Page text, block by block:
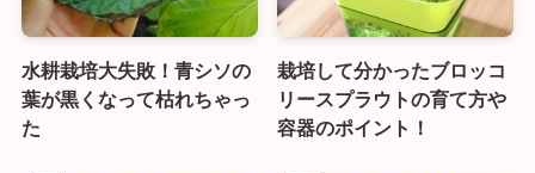
水耕栽培大失敗！青シソの
葉が黒くなって枯れちゃっ
た
栽培して分かったブロッコ
リースプラウトの育て方や
容器のポイント！